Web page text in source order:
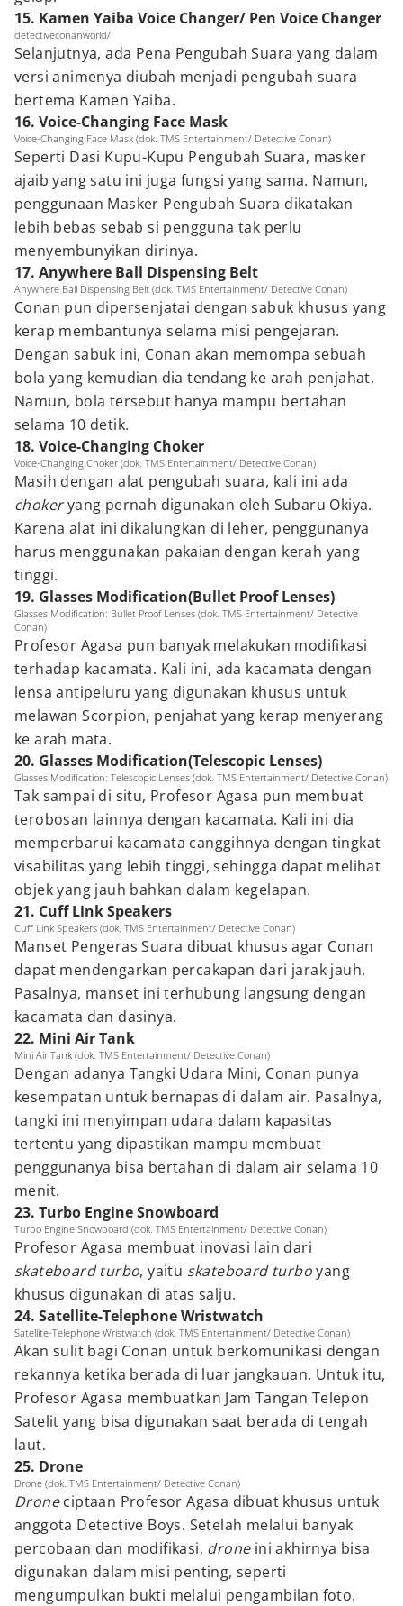
15. Kamen Yaiba Voice Changer/ Pen Voice Changer
detectiveconanworld/
Selanjutnya, ada Pena Pengubah Suara yang dalam
versi animenya diubah menjadi pengubah suara
bertema Kamen Yaiba.
16. Voice-Changing Face Mask
Voice-Changing Face Mask (dok. TMS Entertainment/ Detective Conan)
Seperti Dasi Kupu-Kupu Pengubah Suara, masker
ajaib yang satu ini juga fungsi yang sama. Namun,
penggunaan Masker Pengubah Suara dikatakan
lebih bebas sebab si pengguna tak perlu
menyembunyikan dirinya.
17. Anywhere Ball Dispensing Belt
Anywhere Ball Dispensing Belt (dok. TMS Entertainment/ Detective Conan)
Conan pun dipersenjatai dengan sabuk khusus yang
kerap membantunya selama misi pengejaran.
Dengan sabuk ini, Conan akan memompa sebuah
bola yang kemudian dia tendang ke arah penjahat.
Namun, bola tersebut hanya mampu bertahan
selama 10 detik.
18. Voice-Changing Choker
Voice-Changing Choker (dok. TMS Entertainment/ Detective Conan)
Masih dengan alat pengubah suara, kali ini ada
chokeryang pernah digunakan oleh Subaru Okiya.
Karena alat ini dikalungkan di leher, penggunanya
harus menggunakan pakaian dengan kerah yang
tinggi.
19. Glasses Modification(Bullet Proof Lenses)
Glasses Modification: Bullet Proof Lenses (dok. TMS Entertainment/ Detective
Conan)
Profesor Agasa pun banyak melakukan modifikasi
terhadap kacamata. Kali ini, ada kacamata dengan
lensa antipeluru yang digunakan khusus untuk
melawan Scorpion, penjahat yang kerap menyerang
ke arah mata.
20. Glasses Modification(Telescopic Lenses)
Glasses Modification: Telescopic Lenses (dok. TMS Entertainment/ Detective Conan)
Tak sampai di situ, Profesor Agasa pun membuat
terobosan lainnya dengan kacamata. Kali ini dia
memperbarui kacamata canggihnya dengan tingkat
visabilitas yang lebih tinggi, sehingga dapat melihat
objek yang jauh bahkan dalam kegelapan.
21. Cuff Link Speakers
Cuff Link Speakers (dok. TMS Entertainment/ Detective Conan)
Manset Pengeras Suara dibuat khusus agar Conan
dapat mendengarkan percakapan dari jarak jauh.
Pasalnya, manset ini terhubung langsung dengan
kacamata dan dasinya.
22. Mini Air Tank
Mini Air Tank (dok. TMS Entertainment/ Detective Conan)
Dengan adanya Tangki Udara Mini, Conan punya
kesempatan untuk bernapas di dalam air. Pasalnya,
tangki ini menyimpan udara dalam kapasitas
tertentu yang dipastikan mampu membuat
penggunanya bisa bertahan di dalam air selama 10
menit.
23. Turbo Engine Snowboard
Turbo Engine Snowboard (dok. TMS Entertainment/ Detective Conan)
Profesor Agasa membuat inovasi lain dari
skateboard turbo, yaitu skateboard turboyang
khusus digunakan di atas salju.
24. Satellite-Telephone Wristwatch
Satellite-Telephone Wristwatch (dok. TMS Entertainment/ Detective Conan)
Akan sulit bagi Conan untuk berkomunikasi dengan
rekannya ketika berada di luar jangkauan. Untuk itu,
Profesor Agasa membuatkan Jam Tangan Telepon
Satelit yang bisa digunakan saat berada di tengah
laut.
25. Drone
Drone (dok. TMS Entertainment/ Detective Conan)
Droneciptaan Profesor Agasa dibuat khusus untuk
anggota Detective Boys. Setelah melalui banyak
percobaan dan modifikasi, droneini akhirnya bisa
digunakan dalam misi penting, seperti
mengumpulkan bukti melalui pengambilan foto.